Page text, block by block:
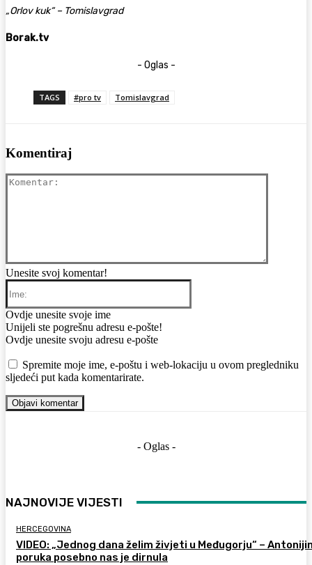
„Orlov kuk“ – Tomislavgrad
Borak.tv
- Oglas -
TAGS #pro tv Tomislavgrad
Komentiraj
Unesite svoj komentar!
Ovdje unesite svoje ime
Email:
Unijeli ste pogrešnu adresu e-pošte!
Ovdje unesite svoju adresu e-pošte
Spremite moje ime, e-poštu i web-lokaciju u ovom pregledniku
sljedeći put kada komentarirate.
- Oglas -
NAJNOVIJE VIJESTI
HERCEGOVINA
VIDEO: „Jednog dana želim živjeti u Međugorju“ –
poruka posebno nas je dirnula